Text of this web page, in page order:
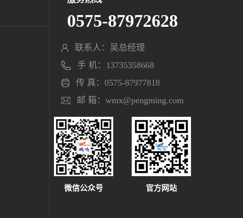
0575-87972628
联系人：吴总经理
手 机：13735358668
传 真：0575-87977818
邮 箱：wmx@pengming.com
微信公众号 官方网站